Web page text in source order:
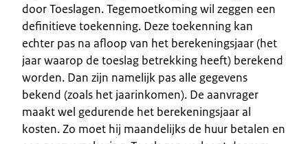
door Toeslagen. Tegemoetkoming wil zeggen een
definitieve toekenning. Deze toekenning kan
echter pas na afloop van het berekeningsjaar (het
jaar waarop de toeslag betrekking heeft) berekend
worden. Dan zijn namelijk pas alle gegevens
bekend (zoals het jaarinkomen). De aanvrager
maakt wel gedurende het berekeningsjaar al
kosten. Zo moet hij maandelijks de huur betalen en